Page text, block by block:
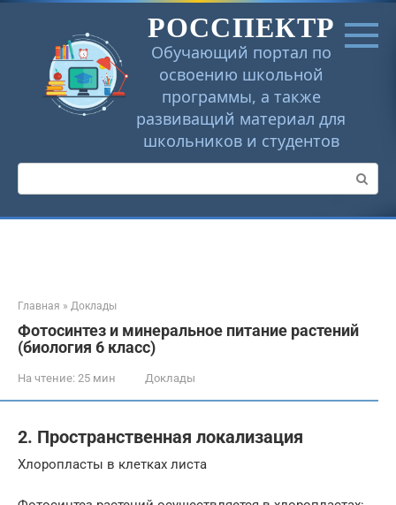
Перейти
РОССПЕКТР
Обучающий портал по
освоению школьной
программы, а также
развиващий материал для
школьников и студентов
Поиск:
Главная » Доклады
Фотосинтез и минеральное питание растений
(биология 6 класс)
На чтение: 25 мин Доклады
2. Пространственная локализация
Хлоропласты в клетках листа